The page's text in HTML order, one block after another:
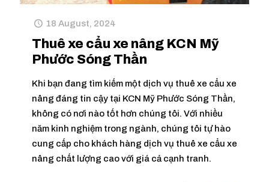
18 August, 2024
Thuê xe cẩu xe nâng KCN Mỹ
Phước Sóng Thần
Khi bạn đang tìm kiếm một dịch vụ thuê xe cẩu xe
nâng đáng tin cậy tại KCN Mỹ Phước Sóng Thần,
không có nơi nào tốt hơn chúng tôi. Với nhiều
năm kinh nghiệm trong ngành, chúng tôi tự hào
cung cấp cho khách hàng dịch vụ thuê xe cẩu xe
nâng chất lượng cao với giá cả cạnh tranh.